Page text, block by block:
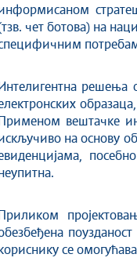
чет ботова) на
Интелигентна решења
Применом вештачке
на основу
Приликом
се